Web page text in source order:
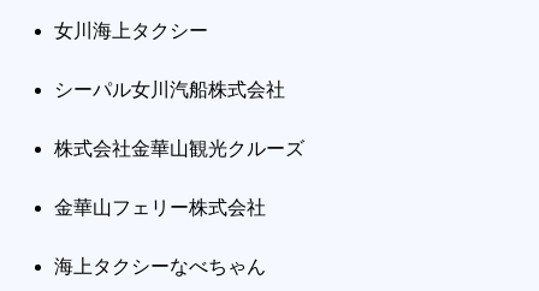
女川海上タクシー
シーパル女川汽船株式会社
株式会社金華山観光クルーズ
金華山フェリー株式会社
海上タクシーなべちゃん